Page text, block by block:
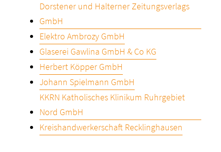
Dorstener und Halterner Zeitungsverlags
GmbH
Elektro Ambrozy GmbH
Glaserei Gawlina GmbH & Co KG
Herbert Köpper GmbH
Johann Spielmann GmbH
KKRN Katholisches Klinikum Ruhrgebiet
Nord GmbH
Kreishandwerkerschaft Recklinghausen